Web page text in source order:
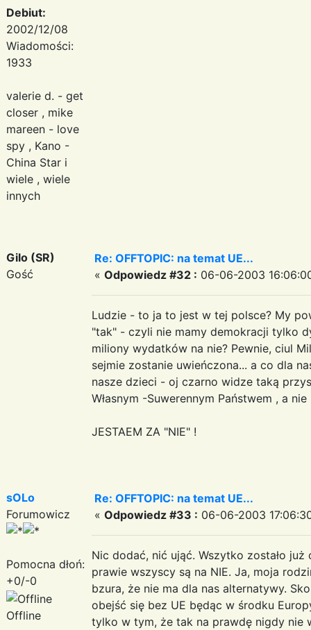
Debiut:
2002/12/08
Wiadomości:
1933
valerie d. - get
closer , mike
mareen - love
spy , Kano -
China Star i
wiele , wiele
innych
Gilo (SR)
Gość
Re: OFFTOPIC: na temat UE...
« Odpowiedz #32 : 06-06-2003
Ludzie - to ja to jest w tej polsce? My
"tak" - czyli nie mamy demokracji tylko
miliony wydatków na nie? Pewnie, ciul
sejmie zostanie uwieńczona... a co dla
nasze dzieci - oj czarno widze taką
Własnym -Suwerennym Państwem , a
JESTAEM ZA "NIE" !
sOLo
Forumowicz
Pomocna dłoń:
+0/-0
Offline
Re: OFFTOPIC: na temat UE...
« Odpowiedz #33 : 06-06-2003
Nic dodać, nić ująć. Wszytko zostało
prawie wszyscy są na NIE. Ja, moja
bzura, że nie ma dla nas alternatywy.
obejść się bez UE będąc w środku
tylko w tym, że tak na prawdę nigdy nie